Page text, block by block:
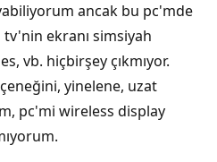
ancak bu pc'mde
tv'nin ekranı simsiyah
vb. hiçbirşey çıkmıyor.
yinelene, uzat
pc'mi wireless display